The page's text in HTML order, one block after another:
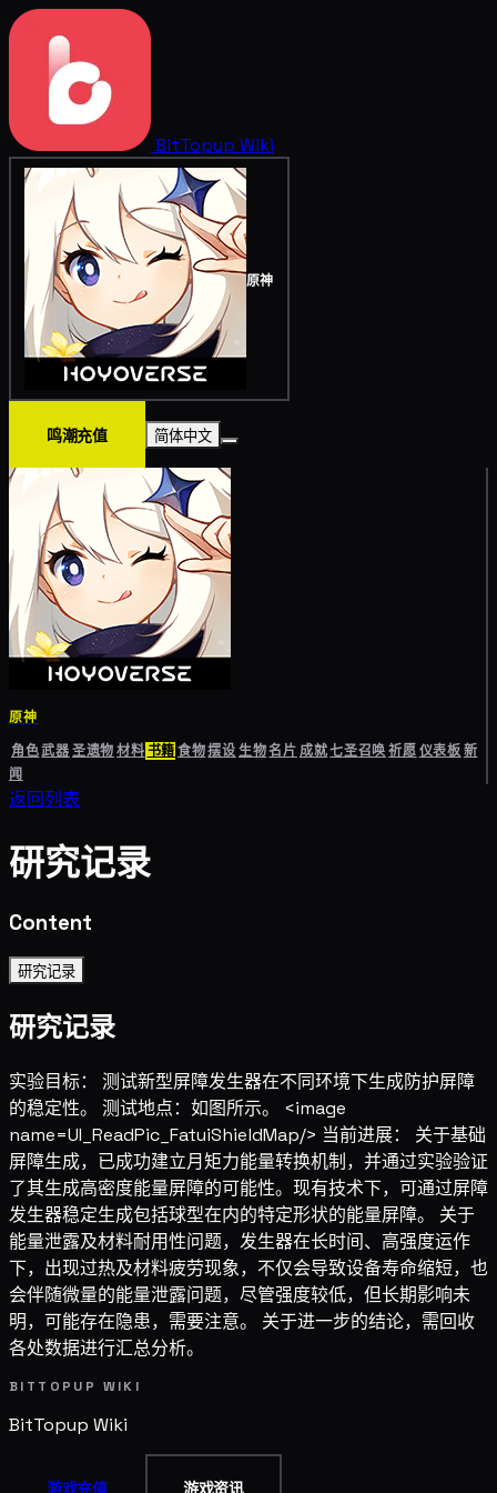
BitTopup Wiki
原神
鸣潮充值 简体中文
原神
角色武器圣遗物材料书籍食物摆设生物名片成就七圣召唤祈愿仪表板新
闻
返回列表
研究记录
Content
研究记录
研究记录
实验目标： 测试新型屏障发生器在不同环境下生成防护屏障
的稳定性。 测试地点：如图所示。 <image
name=UI_ReadPic_FatuiShieldMap/> 当前进展： 关于基础
屏障生成，已成功建立月矩力能量转换机制，并通过实验验证
了其生成高密度能量屏障的可能性。现有技术下，可通过屏障
发生器稳定生成包括球型在内的特定形状的能量屏障。 关于
能量泄露及材料耐用性问题，发生器在长时间、高强度运作
下，出现过热及材料疲劳现象，不仅会导致设备寿命缩短，也
会伴随微量的能量泄露问题，尽管强度较低，但长期影响未
明，可能存在隐患，需要注意。 关于进一步的结论，需回收
各处数据进行汇总分析。
BITTOPUP WIKI
BitTopup Wiki
游戏充值 游戏资讯